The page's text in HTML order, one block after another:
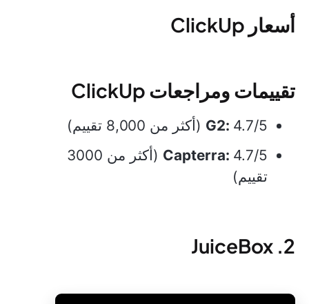
أسعار ClickUp
تقييمات ومراجعات ClickUp
G2: 4.7/5 (أكثر من 8,000 تقييم)
Capterra:
4.7/5 (أكثر من 3000
تقييم)
2. JuiceBox